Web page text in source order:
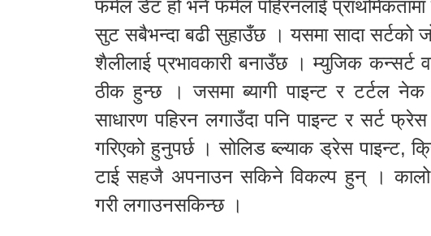
फर्मल डेट हो भने फर्मल पहिरनलाई प्राथमिकतामा
सुट सबैभन्दा बढी सुहाउँछ । यसमा सादा सर्टको
शैलीलाई प्रभावकारी बनाउँछ । म्युजिक कन्सर्ट
ठीक हुन्छ । जसमा ब्यागी पाइन्ट र टर्टल नेक
साधारण पहिरन लगाउँदा पनि पाइन्ट र सर्ट
गरिएको हुनुपर्छ । सोलिड ब्ल्याक ड्रेस पाइन्ट,
टाई सहजै अपनाउन सकिने विकल्प हुन् । कालो
गरी लगाउनसकिन्छ ।